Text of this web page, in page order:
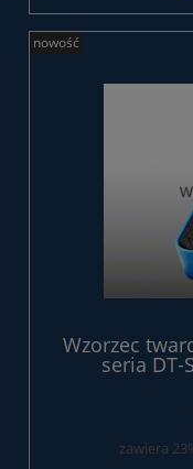
Wzorzec
seria DT-
zawiera
nowość